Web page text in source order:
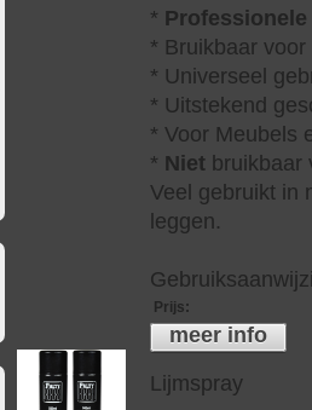
* Professionele
* Bruikbaar
* Universeel
* Uitstekend
* Voor Meubels
* Niet bruikbaar
Veel gebruikt in
leggen.
Prijs:
meer info
Lijmspray